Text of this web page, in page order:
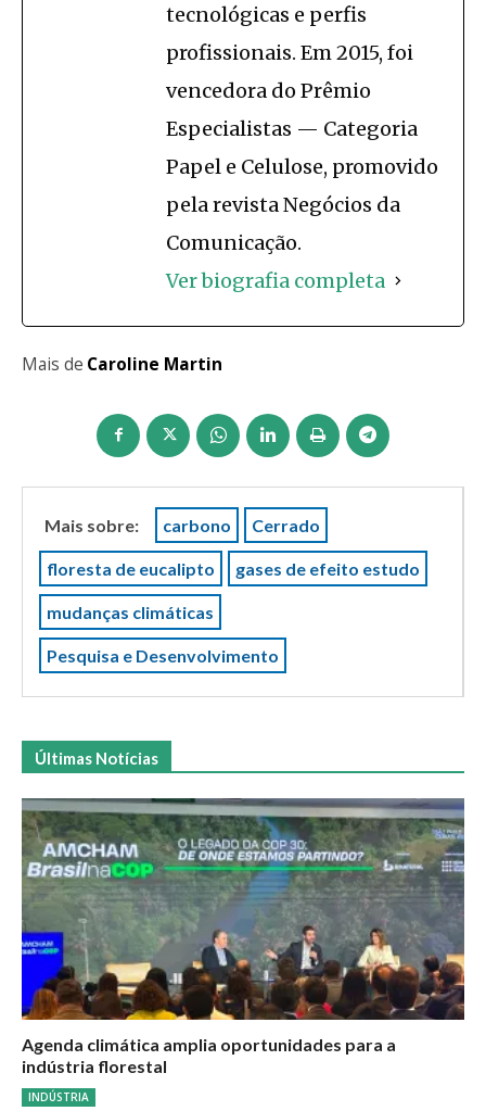
tecnológicas e perfis
profissionais. Em 2015, foi
vencedora do Prêmio
Especialistas — Categoria
Papel e Celulose, promovido
pela revista Negócios da
Comunicação.
Ver biografia completa
Mais de Caroline Martin
Mais sobre: carbono Cerrado
floresta de eucalipto gases de efeito estudo
mudanças climáticas
Pesquisa e Desenvolvimento
Últimas Notícias
Agenda climática amplia oportunidades para a
indústria florestal
INDÚSTRIA